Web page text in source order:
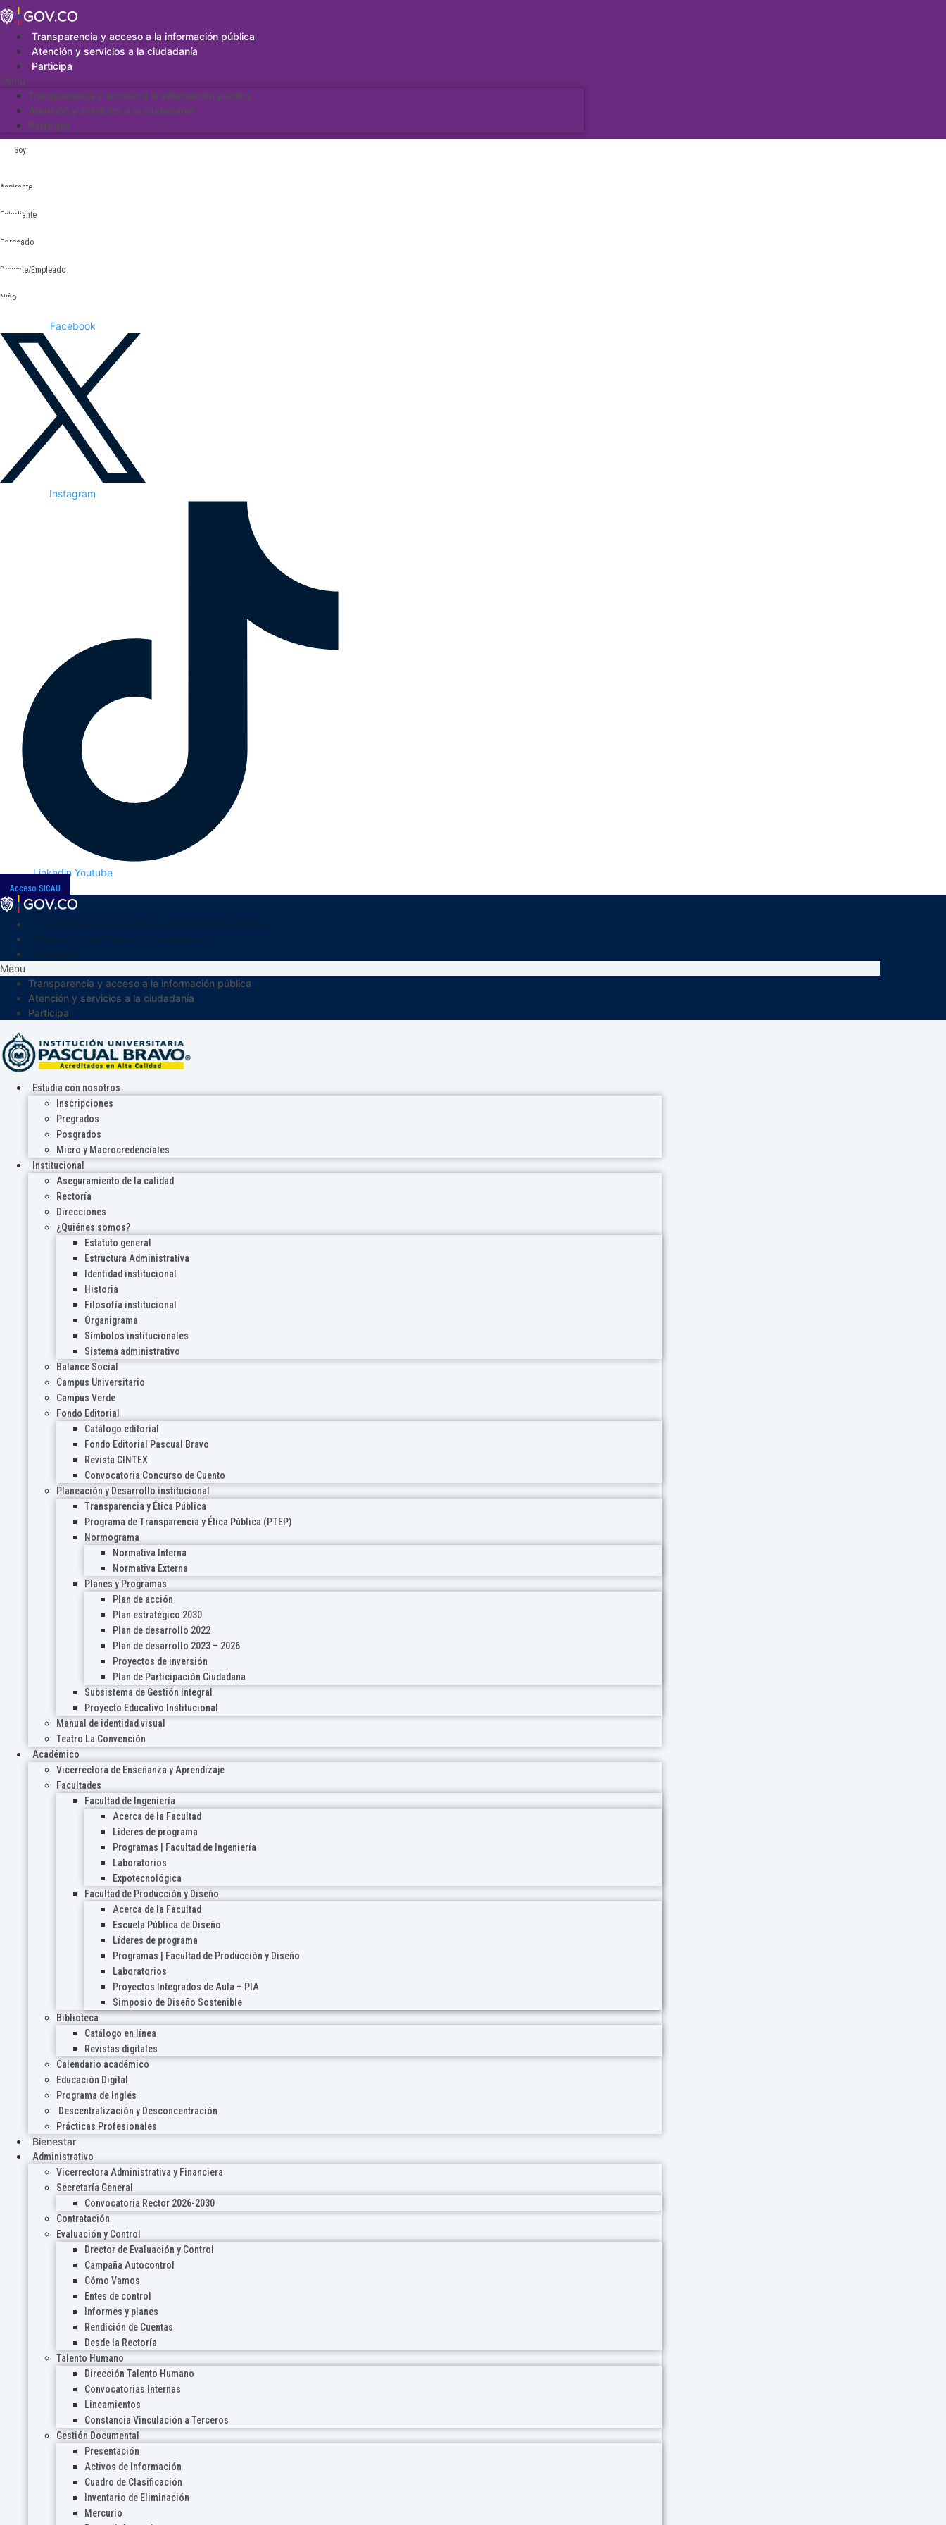
Saltar
al
contenidoTransparencia y acceso a la información pública
Atención y servicios a la ciudadanía
Participa
Menu
Transparencia y acceso a la información pública
Atención y servicios a la ciudadanía
Participa
Soy:
Aspirante
Estudiante
Egresado
Docente/Empleado
Niño
Facebook
Instagram
Linkedin Youtube
Acceso SICAU
Menu
Transparencia y acceso a la información pública
Atención y servicios a la ciudadanía
Participa
Estudia con nosotros
Inscripciones
Pregrados
Posgrados
Micro y Macrocredenciales
Institucional
Aseguramiento de la calidad
Rectoría
Direcciones
¿Quiénes somos?
Estatuto general
Estructura Administrativa
Identidad institucional
Historia
Filosofía institucional
Organigrama
Símbolos institucionales
Sistema administrativo
Balance Social
Campus Universitario
Campus Verde
Fondo Editorial
Catálogo editorial
Fondo Editorial Pascual Bravo
Revista CINTEX
Convocatoria Concurso de Cuento
Planeación y Desarrollo institucional
Transparencia y Ética Pública
Programa de Transparencia y Ética Pública (PTEP)
Normograma
Normativa Interna
Normativa Externa
Planes y Programas
Plan de acción
Plan estratégico 2030
Plan de desarrollo 2022
Plan de desarrollo 2023 – 2026
Proyectos de inversión
Plan de Participación Ciudadana
Subsistema de Gestión Integral
Proyecto Educativo Institucional
Manual de identidad visual
Teatro La Convención
Académico
Vicerrectora de Enseñanza y Aprendizaje
Facultades
Facultad de Ingeniería
Acerca de la Facultad
Líderes de programa
Programas | Facultad de Ingeniería
Laboratorios
Expotecnológica
Facultad de Producción y Diseño
Acerca de la Facultad
Escuela Pública de Diseño
Líderes de programa
Programas | Facultad de Producción y Diseño
Laboratorios
Proyectos Integrados de Aula – PIA
Simposio de Diseño Sostenible
Biblioteca
Catálogo en línea
Revistas digitales
Calendario académico
Educación Digital
Programa de Inglés
Descentralización y Desconcentración
Prácticas Profesionales
Bienestar
Administrativo
Vicerrectora Administrativa y Financiera
Secretaría General
Convocatoria Rector 2026-2030
Contratación
Evaluación y Control
Drector de Evaluación y Control
Campaña Autocontrol
Cómo Vamos
Entes de control
Informes y planes
Rendición de Cuentas
Desde la Rectoría
Talento Humano
Dirección Talento Humano
Convocatorias Internas
Lineamientos
Constancia Vinculación a Terceros
Gestión Documental
Presentación
Activos de Información
Cuadro de Clasificación
Inventario de Eliminación
Mercurio